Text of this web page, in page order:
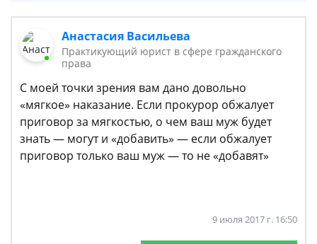
Анастасия Васильева
Практикующий юрист в сфере гражданского
права
С моей точки зрения вам дано довольно
«мягкое» наказание. Если прокурор обжалует
приговор за мягкостью, о чем ваш муж будет
знать — могут и «добавить» — если обжалует
приговор только ваш муж — то не «добавят»
9 июля 2017 г. 16:50